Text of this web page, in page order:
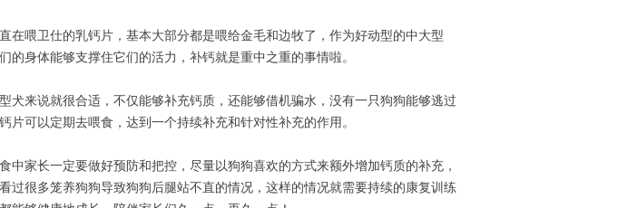
喂卫仕的乳钙片，基本大部分都是喂给金毛和边牧了，作为好动型的中大型
身体能够支撑住它们的活力，补钙就是重中之重的事情啦。
来说就很合适，不仅能够补充钙质，还能够借机骗水，没有一只狗狗能够逃过
可以定期去喂食，达到一个持续补充和针对性补充的作用。
家长一定要做好预防和把控，尽量以狗狗喜欢的方式来额外增加钙质的补充，
很多笼养狗狗导致狗狗后腿站不直的情况，这样的情况就需要持续的康复训练